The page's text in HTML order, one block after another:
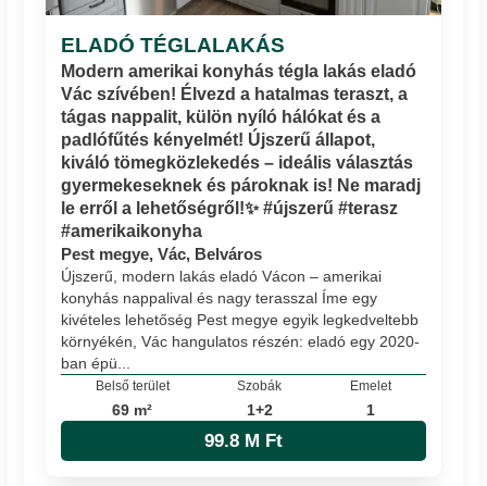
ELADÓ TÉGLALAKÁS
Modern amerikai konyhás tégla lakás eladó
Vác szívében! Élvezd a hatalmas teraszt, a
tágas nappalit, külön nyíló hálókat és a
padlófűtés kényelmét! Újszerű állapot,
kiváló tömegközlekedés – ideális választás
gyermekeseknek és pároknak is! Ne maradj
le erről a lehetőségről!✨ #újszerű #terasz
#amerikaikonyha
Pest megye, Vác, Belváros
Újszerű, modern lakás eladó Vácon – amerikai
konyhás nappalival és nagy terasszal Íme egy
kivételes lehetőség Pest megye egyik legkedveltebb
környékén, Vác hangulatos részén: eladó egy 2020-
ban épü...
Belső terület
69 m²
Szobák
1+2
Emelet
1
99.8 M Ft